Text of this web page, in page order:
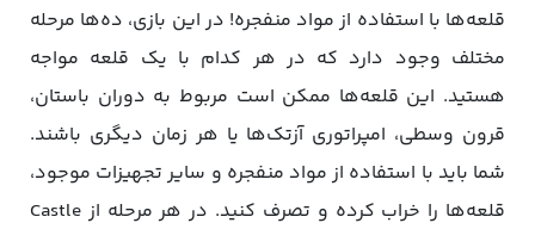
قلعه‌ها با استفاده از مواد منفجره! در این بازی، ده‌ها مرحله
مختلف وجود دارد که در هر کدام با یک قلعه مواجه
هستید. این قلعه‌ها ممکن است مربوط به دوران باستان،
قرون وسطی، امپراتوری آزتک‌ها یا هر زمان دیگری باشند.
شما باید با استفاده از مواد منفجره و سایر تجهیزات موجود،
قلعه‌ها را خراب کرده و تصرف کنید. در هر مرحله از Castle